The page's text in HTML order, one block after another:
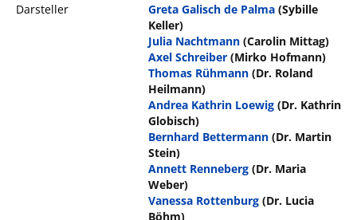
Darsteller
Greta Galisch de Palma (Sybille
Keller)
Julia Nachtmann (Carolin Mittag)
Axel Schreiber (Mirko Hofmann)
Thomas Rühmann (Dr. Roland
Heilmann)
Andrea Kathrin Loewig (Dr. Kathrin
Globisch)
Bernhard Bettermann (Dr. Martin
Stein)
Annett Renneberg (Dr. Maria
Weber)
Vanessa Rottenburg (Dr. Lucia
Böhm)